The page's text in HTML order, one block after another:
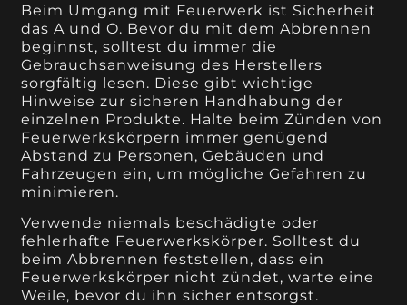
Beim Umgang mit Feuerwerk ist Sicherheit
das A und O. Bevor du mit dem Abbrennen
beginnst, solltest du immer die
Gebrauchsanweisung des Herstellers
sorgfältig lesen. Diese gibt wichtige
Hinweise zur sicheren Handhabung der
einzelnen Produkte. Halte beim Zünden von
Feuerwerkskörpern immer genügend
Abstand zu Personen, Gebäuden und
Fahrzeugen ein, um mögliche Gefahren zu
minimieren.
Verwende niemals beschädigte oder
fehlerhafte Feuerwerkskörper. Solltest du
beim Abbrennen feststellen, dass ein
Feuerwerkskörper nicht zündet, warte eine
Weile, bevor du ihn sicher entsorgst.